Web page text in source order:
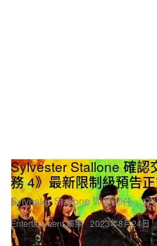
Entertainment 娛樂
Sylvester Stallone 確認
務 4》最新限制級預告
Sylvester Stallone 即將卸任，
2023年8月24日